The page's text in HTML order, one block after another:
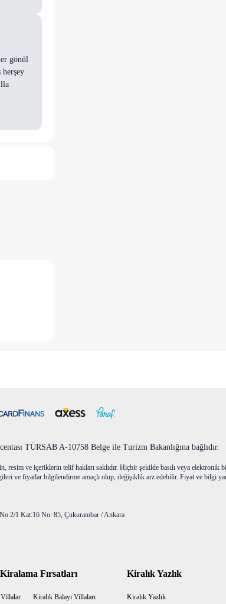
gönül
herşey
TÜRSAB A-10758 Belge ile Turizm Bakanlığına bağlıdır.
resim ve içeriklerin telif hakları saklıdır. Hiçbir şekilde basılı veya elektronik
ve fiyatlar bilgilendirme amaçlı olup, değişiklik arz edebilir. Fiyat ve bilgi
1 Kat:16 No: 85, Çukurambar / Ankara
Fırsatları
Kiralık Balayı Villaları
Kiralık Yazlık
Kiralık Yazlık